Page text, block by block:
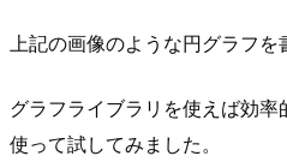
上記の画像のような円グラフを
グラフライブラリを使えば効
使って試してみました。